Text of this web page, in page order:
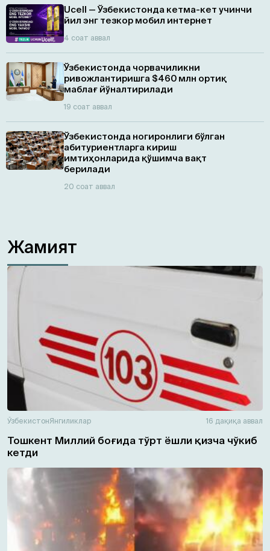
Ucell — Ўзбекистонда кетма-кет учинчи
йил энг тезкор мобил интернет
4 соат аввал
Ўзбекистонда чорвачиликни
ривожлантиришга $460 млн ортиқ
маблағ йўналтирилади
19 соат аввал
Ўзбекистонда ногиронлиги бўлган
абитуриентларга кириш
имтиҳонларида қўшимча вақт
берилади
20 соат аввал
Жамият
ЎзбекистонЯнгиликлар 16 дақиқа аввал
Тошкент Миллий боғида тўрт ёшли қизча чўкиб
кетди